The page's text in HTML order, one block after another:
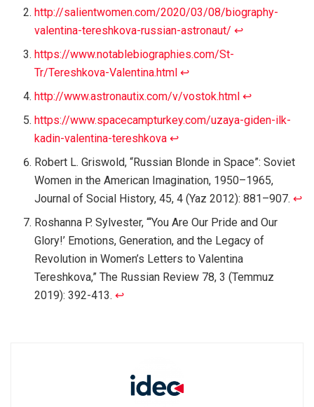
http://salientwomen.com/2020/03/08/biography-
valentina-tereshkova-russian-astronaut/ ↩︎
https://www.notablebiographies.com/St-
Tr/Tereshkova-Valentina.html ↩︎
http://www.astronautix.com/v/vostok.html ↩︎
https://www.spacecampturkey.com/uzaya-giden-ilk-
kadin-valentina-tereshkova ↩︎
Robert L. Griswold, “Russian Blonde in Space”: Soviet
Women in the American Imagination, 1950–1965,
Journal of Social History, 45, 4 (Yaz 2012): 881–907.↩︎
Roshanna P. Sylvester, “‘You Are Our Pride and Our
Glory!’ Emotions, Generation, and the Legacy of
Revolution in Women’s Letters to Valentina
Tereshkova,” The Russian Review 78, 3 (Temmuz
2019): 392-413.↩︎